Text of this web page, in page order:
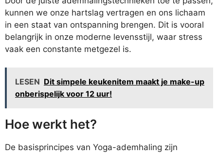
kunnen we onze hartslag vertragen en ons lichaam
in een staat van ontspanning brengen. Dit is vooral
belangrijk in onze moderne levensstijl, waar stress
vaak een constante metgezel is.
LESEN Dit simpele keukenitem maakt je make-up
onberispelijk voor 12 uur!
Hoe werkt het?
De basisprincipes van Yoga-ademhaling zijn